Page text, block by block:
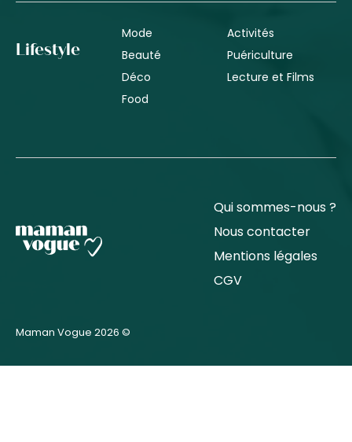
Lifestyle
Mode
Beauté
Déco
Food
Activités
Puériculture
Lecture et Films
Qui sommes-nous ?
Nous contacter
Mentions légales
CGV
Maman Vogue 2026 ©